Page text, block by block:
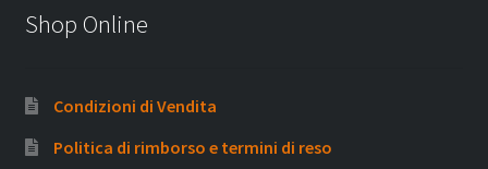
Shop Online
Condizioni di Vendita
Politica di rimborso e termini di reso